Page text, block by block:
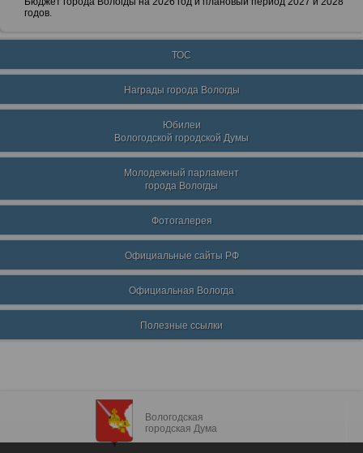
годов.
ТОС
Награды города Вологды
Юбилеи
Вологодской городской Думы
Молодежный парламент
города Вологды
Фотогалерея
Официальные сайты РФ
Официальная Вологда
Полезные ссылки
Вологодская
городская Дума